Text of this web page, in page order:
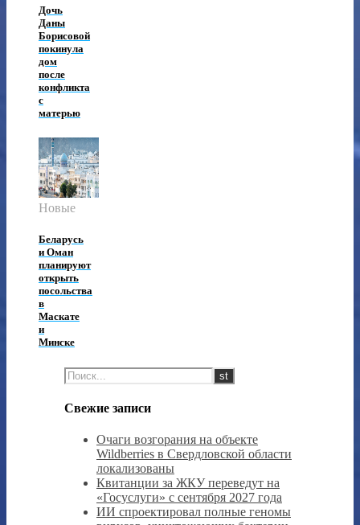
Дочь
Даны
Борисовой
покинула
дом
после
конфликта
с
матерью
Новые
Беларусь
и Оман
планируют
открыть
посольства
в
Маскате
и
Минске
Свежие записи
Очаги возгорания на объекте
Wildberries в Свердловской области
локализованы
Квитанции за ЖКУ переведут на
«Госуслуги» с сентября 2027 года
ИИ спроектировал полные геномы